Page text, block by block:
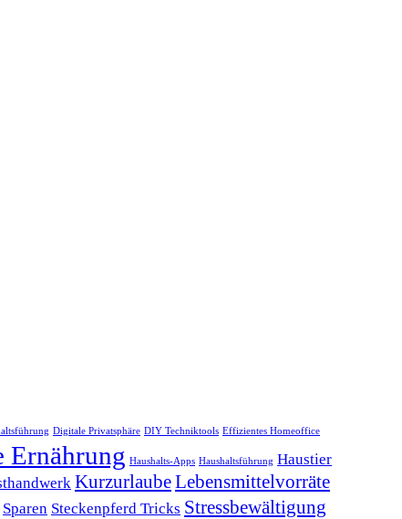
Digitale Privatsphäre DIY Techniktools Effizientes Homeoffice
Ernährung Haushalts-Apps Haushaltsführung Haustier
KurzurlaubeLebensmittelvorräte
Sparen Steckenpferd Tricks Stressbewältigung